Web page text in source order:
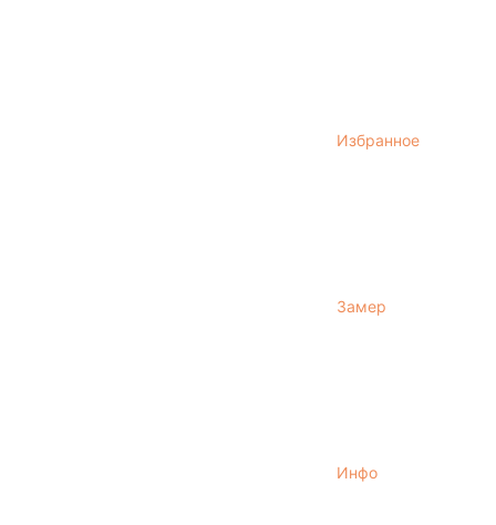
Избранное
Замер
Инфо